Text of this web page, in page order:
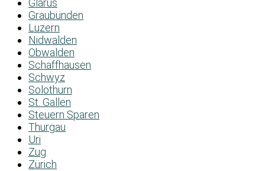
Glarus
Graubünden
Luzern
Nidwalden
Obwalden
Schaffhausen
Schwyz
Solothurn
St. Gallen
Steuern Sparen
Thurgau
Uri
Zug
Zürich